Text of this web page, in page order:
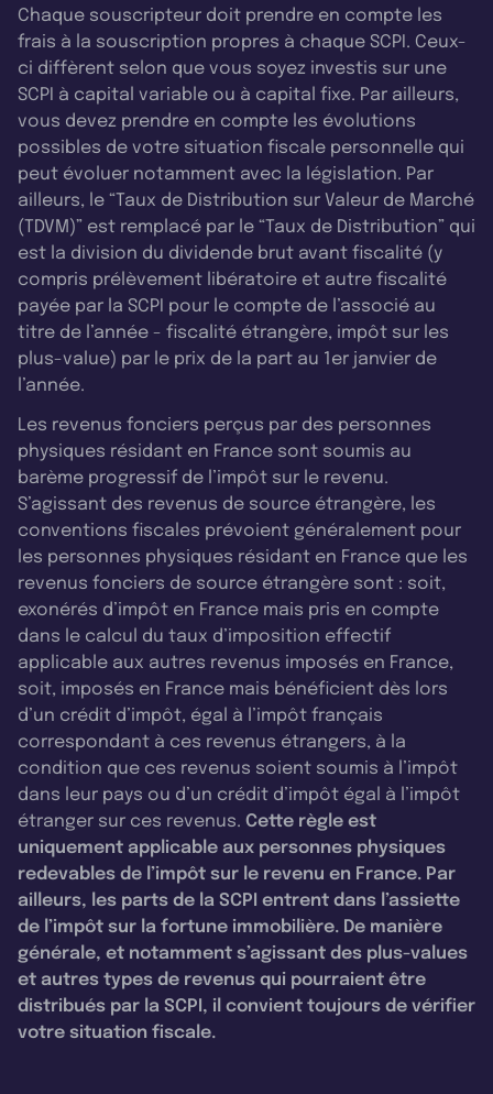
Chaque souscripteur doit prendre en compte les
frais à la souscription propres à chaque SCPI. Ceux-
ci diffèrent selon que vous soyez investis sur une
SCPI à capital variable ou à capital fixe. Par ailleurs,
vous devez prendre en compte les évolutions
possibles de votre situation fiscale personnelle qui
peut évoluer notamment avec la législation. Par
ailleurs, le “Taux de Distribution sur Valeur de Marché
(TDVM)” est remplacé par le “Taux de Distribution” qui
est la division du dividende brut avant fiscalité (y
compris prélèvement libératoire et autre fiscalité
payée par la SCPI pour le compte de l’associé au
titre de l’année - fiscalité étrangère, impôt sur les
plus-value) par le prix de la part au 1er janvier de
l’année.
Les revenus fonciers perçus par des personnes
physiques résidant en France sont soumis au
barème progressif de l’impôt sur le revenu.
S’agissant des revenus de source étrangère, les
conventions fiscales prévoient généralement pour
les personnes physiques résidant en France que les
revenus fonciers de source étrangère sont : soit,
exonérés d’impôt en France mais pris en compte
dans le calcul du taux d’imposition effectif
applicable aux autres revenus imposés en France,
soit, imposés en France mais bénéficient dès lors
d’un crédit d’impôt, égal à l’impôt français
correspondant à ces revenus étrangers, à la
condition que ces revenus soient soumis à l’impôt
dans leur pays ou d’un crédit d’impôt égal à l’impôt
étranger sur ces revenus. Cette règle est
uniquement applicable aux personnes physiques
redevables de l’impôt sur le revenu en France. Par
ailleurs, les parts de la SCPI entrent dans l’assiette
de l’impôt sur la fortune immobilière. De manière
générale, et notamment s’agissant des plus-values
et autres types de revenus qui pourraient être
distribués par la SCPI, il convient toujours de vérifier
votre situation fiscale.